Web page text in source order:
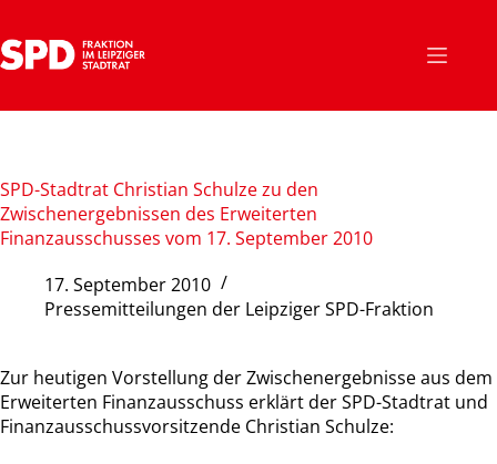
Inhalt
springen
SPD-Stadtrat Christian Schulze zu den
Zwischenergebnissen des Erweiterten
Finanzausschusses vom 17. September 2010
17. September 2010
Pressemitteilungen der Leipziger SPD-Fraktion
Zur heutigen Vorstellung der Zwischenergebnisse aus dem
Erweiterten Finanzausschuss erklärt der SPD-Stadtrat und
Finanzausschussvorsitzende Christian Schulze: